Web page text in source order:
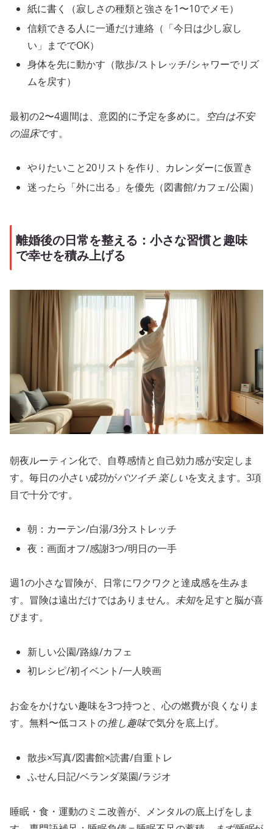
紙に書く（寂しさの種類と強さを1〜10でメモ）
信頼できる人に一通だけ連絡（「今日は少し寂し
い」まででOK）
身体を先に動かす（散歩/ストレッチ/シャワーでリズ
ムを戻す）
最初の2〜4週間は、意図的に予定を多めに。 空白は不安
の温床です。
やりたいこと20リストを作り、カレンダーに仮置き
迷ったら「外に出る」を優先（図書館/カフェ/公園）
離婚後の日常を整える：小さな習慣と趣味
で幸せを積み上げる
朝夜ルーティン化で、自尊感情と自己効力感が安定しま
す。毎日の小さい成功がバツイチ 楽しいを支えます。3項
目で十分です。
朝：カーテン/白湯/3分ストレッチ
夜：画面オフ/感謝3つ/明日の一手
週1の小さな冒険が、日常にワクワクと達成感を生みま
す。冒険は遠出だけではありません。 未知を足すと脳が喜
びます。
新しい公園/路線/カフェ
初レシピ/初イベント/一人映画
お金をかけない趣味を3つ持つと、心の燃費が良くなりま
す。無料〜低コストの推し趣味で気分を底上げ。
散歩×写真/図書館×読書/自重トレ
ふせん日記/ベランダ菜園/ラジオ
睡眠・食・運動のミニ改善が、メンタルの底上げをしま